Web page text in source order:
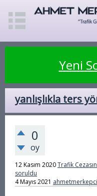
Yeni
yanlışlıkla ters
0
oy
12 Kasım 2020Trafik
soruldu
4 Mayıs 2021 ahmetmerkepci